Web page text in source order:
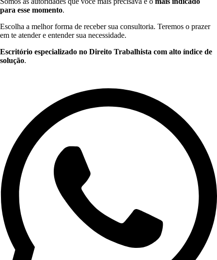
para esse momento.
Escolha a melhor forma de receber sua consultoria. Teremos o prazer
em te atender e entender sua necessidade.
Escritório especializado no Direito Trabalhista com alto índice de
solução.